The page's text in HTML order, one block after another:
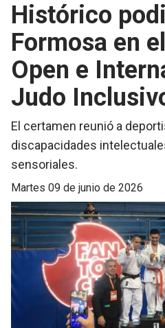
Histórico
Formosa en
Open e
Judo
El certamen reunió a
discapacidades
sensoriales.
martes 09 de junio de 2026